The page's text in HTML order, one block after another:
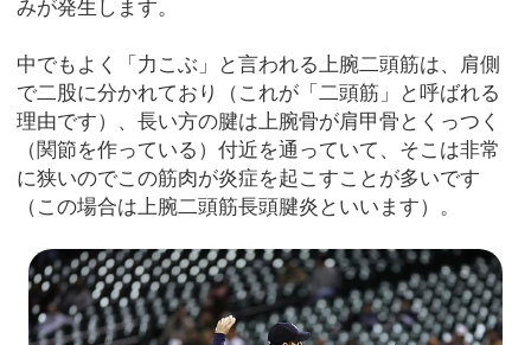
みが発生します。
中でもよく「力こぶ」と言われる上腕二頭筋は、肩側
で二股に分かれており（これが「二頭筋」と呼ばれる
理由です）、長い方の腱は上腕骨が肩甲骨とくっつく
（関節を作っている）付近を通っていて、そこは非常
に狭いのでこの筋肉が炎症を起こすことが多いです
（この場合は上腕二頭筋長頭腱炎といいます）。